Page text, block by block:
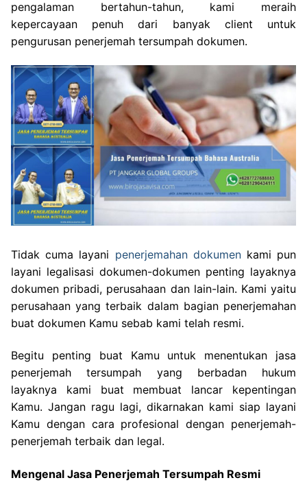
pengalaman bertahun-tahun, kami meraih
kepercayaan penuh dari banyak client untuk
pengurusan penerjemah tersumpah dokumen.
Tidak cuma layani penerjemahan dokumenkami pun
layani legalisasi dokumen-dokumen penting layaknya
dokumen pribadi, perusahaan dan lain-lain. Kami yaitu
perusahaan yang terbaik dalam bagian penerjemahan
buat dokumen Kamu sebab kami telah resmi.
Begitu penting buat Kamu untuk menentukan jasa
penerjemah tersumpah yang berbadan hukum
layaknya kami buat membuat lancar kepentingan
Kamu. Jangan ragu lagi, dikarnakan kami siap layani
Kamu dengan cara profesional dengan penerjemah-
penerjemah terbaik dan legal.
Mengenal Jasa Penerjemah Tersumpah Resmi